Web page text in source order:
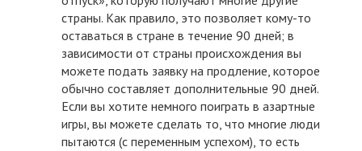
страны. Как правило, это позволяет кому-то
оставаться в стране в течение 90 дней; в
зависимости от страны происхождения вы
можете подать заявку на продление, которое
обычно составляет дополнительные 90 дней.
Если вы хотите немного поиграть в азартные
игры, вы можете сделать то, что многие люди
пытаются (с переменным успехом), то есть